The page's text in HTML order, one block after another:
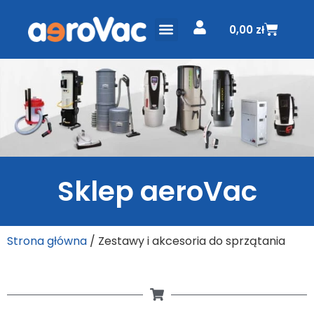
0,00 zł
Sklep aeroVac
Strona główna / Zestawy i akcesoria do sprzątania